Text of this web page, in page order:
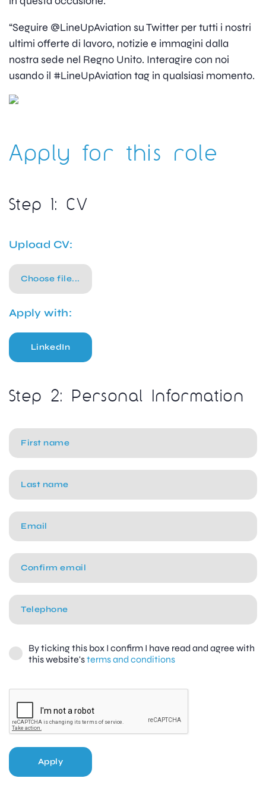
“Seguire @LineUpAviation su Twitter per tutti i nostri
ultimi offerte di lavoro, notizie e immagini dalla
nostra sede nel Regno Unito. Interagire con noi
usando il #LineUpAviation tag in qualsiasi momento.
Apply for this role
Step 1: CV
Upload CV:
Choose file...
Apply with:
LinkedIn
Step 2: Personal Information
By ticking this box I confirm I have read and agree with
this website'sterms and conditions
Apply